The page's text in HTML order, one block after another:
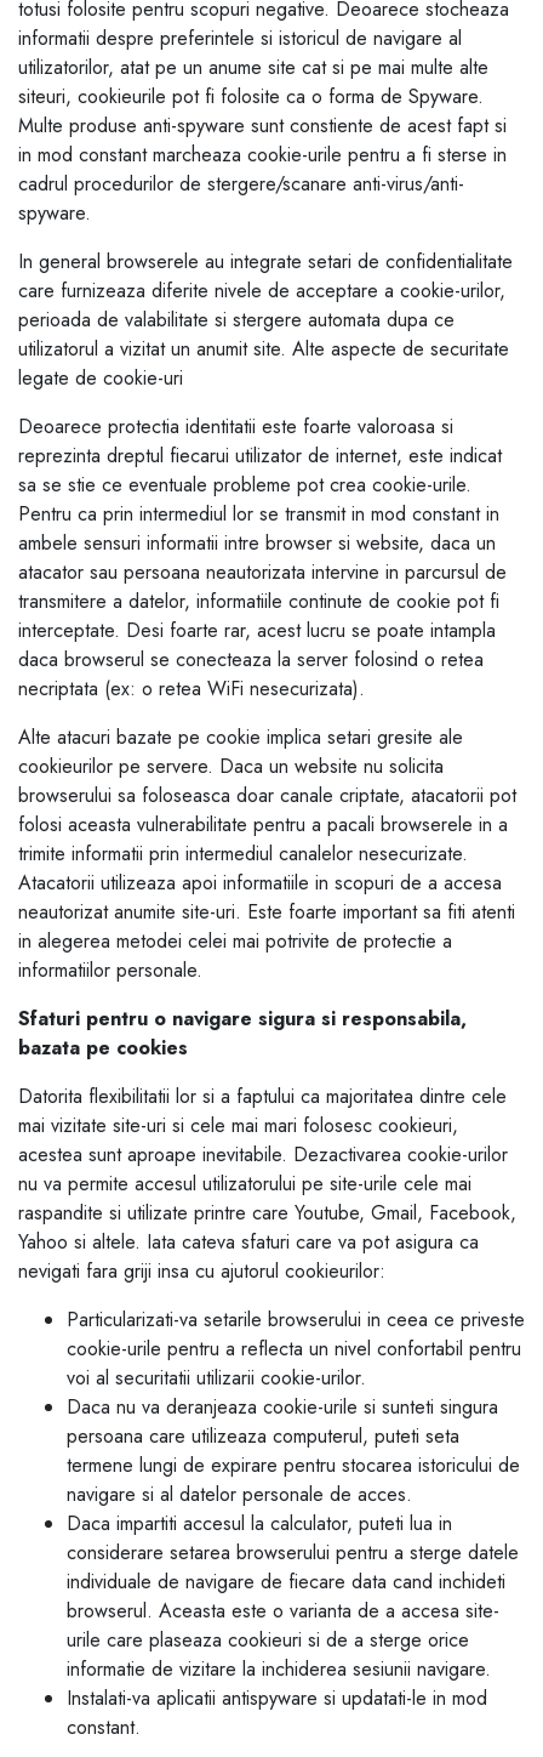
totusi folosite pentru scopuri negative. Deoarece stocheaza
informatii despre preferintele si istoricul de navigare al
utilizatorilor, atat pe un anume site cat si pe mai multe alte
siteuri, cookieurile pot fi folosite ca o forma de Spyware.
Multe produse anti-spyware sunt constiente de acest fapt si
in mod constant marcheaza cookie-urile pentru a fi sterse in
cadrul procedurilor de stergere/scanare anti-virus/anti-
spyware.
In general browserele au integrate setari de confidentialitate
care furnizeaza diferite nivele de acceptare a cookie-urilor,
perioada de valabilitate si stergere automata dupa ce
utilizatorul a vizitat un anumit site. Alte aspecte de securitate
legate de cookie-uri
Deoarece protectia identitatii este foarte valoroasa si
reprezinta dreptul fiecarui utilizator de internet, este indicat
sa se stie ce eventuale probleme pot crea cookie-urile.
Pentru ca prin intermediul lor se transmit in mod constant in
ambele sensuri informatii intre browser si website, daca un
atacator sau persoana neautorizata intervine in parcursul de
transmitere a datelor, informatiile continute de cookie pot fi
interceptate. Desi foarte rar, acest lucru se poate intampla
daca browserul se conecteaza la server folosind o retea
necriptata (ex: o retea WiFi nesecurizata).
Alte atacuri bazate pe cookie implica setari gresite ale
cookieurilor pe servere. Daca un website nu solicita
browserului sa foloseasca doar canale criptate, atacatorii pot
folosi aceasta vulnerabilitate pentru a pacali browserele in a
trimite informatii prin intermediul canalelor nesecurizate.
Atacatorii utilizeaza apoi informatiile in scopuri de a accesa
neautorizat anumite site-uri. Este foarte important sa fiti atenti
in alegerea metodei celei mai potrivite de protectie a
informatiilor personale.
Sfaturi pentru o navigare sigura si responsabila,
bazata pe cookies
Datorita flexibilitatii lor si a faptului ca majoritatea dintre cele
mai vizitate site-uri si cele mai mari folosesc cookieuri,
acestea sunt aproape inevitabile. Dezactivarea cookie-urilor
nu va permite accesul utilizatorului pe site-urile cele mai
raspandite si utilizate printre care Youtube, Gmail, Facebook,
Yahoo si altele. Iata cateva sfaturi care va pot asigura ca
nevigati fara griji insa cu ajutorul cookieurilor:
Particularizati-va setarile browserului in ceea ce priveste
cookie-urile pentru a reflecta un nivel confortabil pentru
voi al securitatii utilizarii cookie-urilor.
Daca nu va deranjeaza cookie-urile si sunteti singura
persoana care utilizeaza computerul, puteti seta
termene lungi de expirare pentru stocarea istoricului de
navigare si al datelor personale de acces.
Daca impartiti accesul la calculator, puteti lua in
considerare setarea browserului pentru a sterge datele
individuale de navigare de fiecare data cand inchideti
browserul. Aceasta este o varianta de a accesa site-
urile care plaseaza cookieuri si de a sterge orice
informatie de vizitare la inchiderea sesiunii navigare.
Instalati-va aplicatii antispyware si updatati-le in mod
constant.